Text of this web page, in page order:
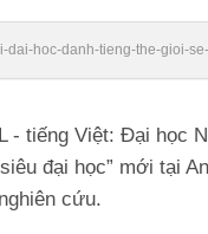
dai-hoc-danh-tieng-the-gioi-
- tiếng Việt: Đại học
đại học” mới tại
cứu.